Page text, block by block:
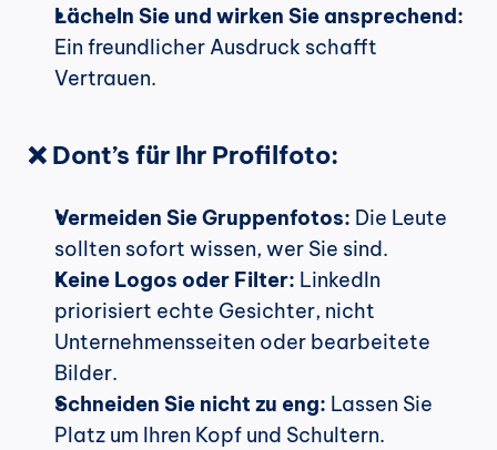
Lächeln Sie und wirken Sie ansprechend:
Ein freundlicher Ausdruck schafft
Vertrauen.
❌ Dont’s für Ihr Profilfoto:
Vermeiden Sie Gruppenfotos: Die Leute
sollten sofort wissen, wer Sie sind.
Keine Logos oder Filter: LinkedIn
priorisiert echte Gesichter, nicht
Unternehmensseiten oder bearbeitete
Bilder.
Schneiden Sie nicht zu eng: Lassen Sie
Platz um Ihren Kopf und Schultern.